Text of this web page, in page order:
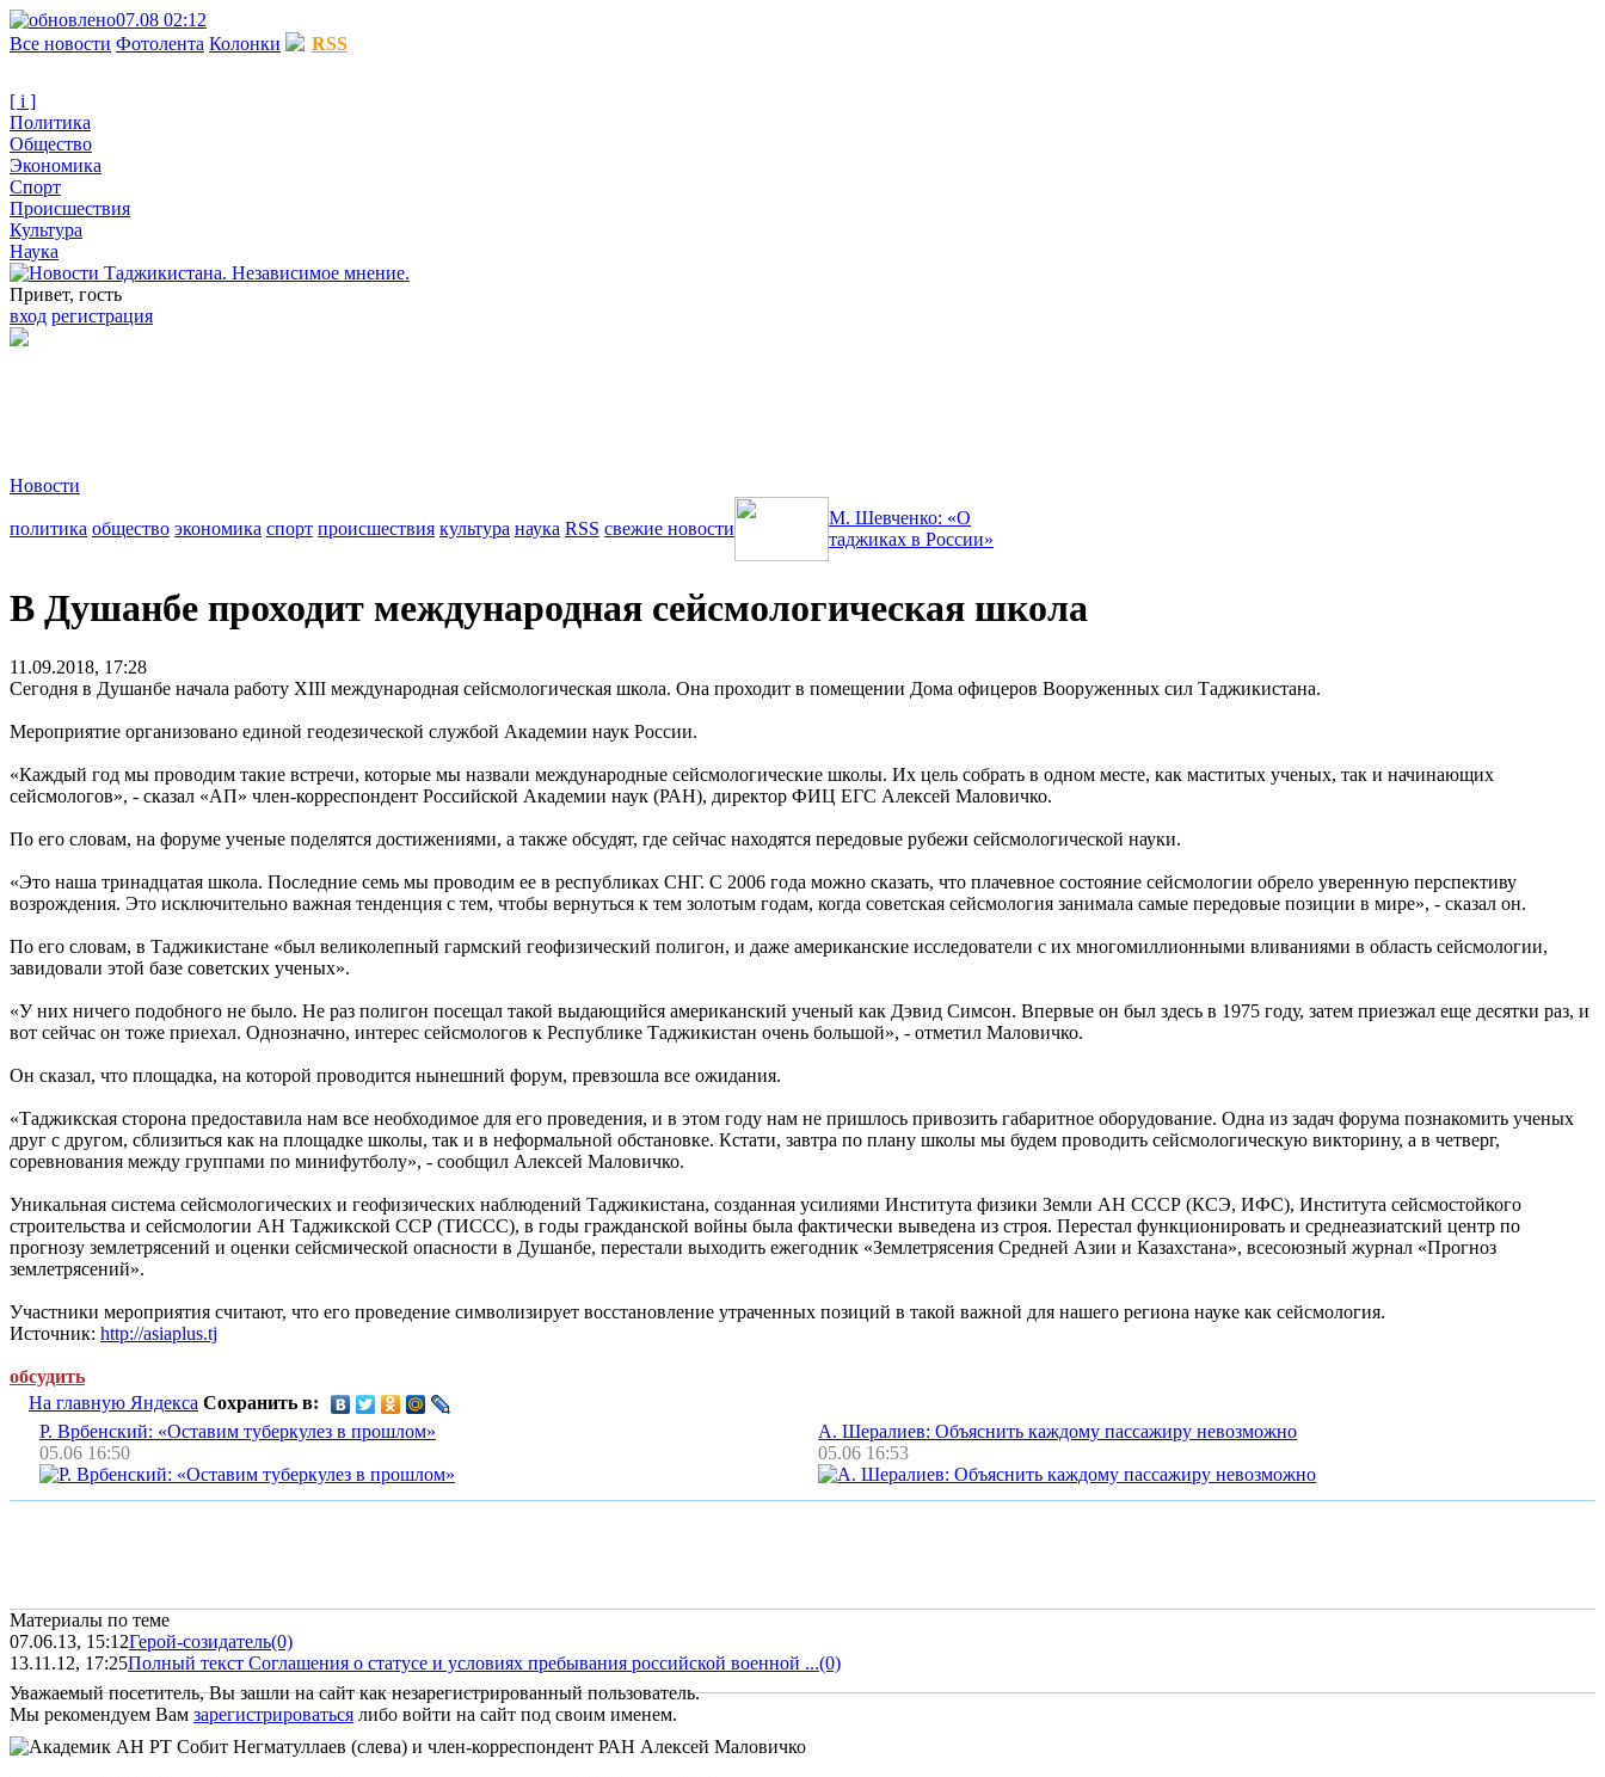
07.08 02:12
Все новости Фотолента Колонки RSS
[ i ]
Политика
Общество
Экономика
Спорт
Происшествия
Культура
Наука
Привет, гость
вход регистрация
Новости
политика общество экономика спорт происшествия культура наука RSS свежие новости
М. Шевченко: «О
таджиках в России»
В Душанбе проходит международная сейсмологическая школа
11.09.2018, 17:28
Сегодня в Душанбе начала работу XIII международная сейсмологическая школа. Она проходит в помещении Дома офицеров Вооруженных сил Таджикистана.
Мероприятие организовано единой геодезической службой Академии наук России.
«Каждый год мы проводим такие встречи, которые мы назвали международные сейсмологические школы. Их цель собрать в одном месте, как маститых ученых, так и начинающих
сейсмологов», - сказал «АП» член-корреспондент Российской Академии наук (РАН), директор ФИЦ ЕГС Алексей Маловичко.
По его словам, на форуме ученые поделятся достижениями, а также обсудят, где сейчас находятся передовые рубежи сейсмологической науки.
«Это наша тринадцатая школа. Последние семь мы проводим ее в республиках СНГ. С 2006 года можно сказать, что плачевное состояние сейсмологии обрело уверенную перспективу
возрождения. Это исключительно важная тенденция с тем, чтобы вернуться к тем золотым годам, когда советская сейсмология занимала самые передовые позиции в мире», - сказал он.
По его словам, в Таджикистане «был великолепный гармский геофизический полигон, и даже американские исследователи с их многомиллионными вливаниями в область сейсмологии,
завидовали этой базе советских ученых».
«У них ничего подобного не было. Не раз полигон посещал такой выдающийся американский ученый как Дэвид Симсон. Впервые он был здесь в 1975 году, затем приезжал еще десятки раз, и
вот сейчас он тоже приехал. Однозначно, интерес сейсмологов к Республике Таджикистан очень большой», - отметил Маловичко.
Он сказал, что площадка, на которой проводится нынешний форум, превзошла все ожидания.
«Таджикская сторона предоставила нам все необходимое для его проведения, и в этом году нам не пришлось привозить габаритное оборудование. Одна из задач форума познакомить ученых
друг с другом, сблизиться как на площадке школы, так и в неформальной обстановке. Кстати, завтра по плану школы мы будем проводить сейсмологическую викторину, а в четверг,
соревнования между группами по минифутболу», - сообщил Алексей Маловичко.
Уникальная система сейсмологических и геофизических наблюдений Таджикистана, созданная усилиями Института физики Земли АН СССР (КСЭ, ИФС), Института сейсмостойкого
строительства и сейсмологии АН Таджикской ССР (ТИССС), в годы гражданской войны была фактически выведена из строя. Перестал функционировать и среднеазиатский центр по
прогнозу землетрясений и оценки сейсмической опасности в Душанбе, перестали выходить ежегодник «Землетрясения Средней Азии и Казахстана», всесоюзный журнал «Прогноз
землетрясений».
Участники мероприятия считают, что его проведение символизирует восстановление утраченных позиций в такой важной для нашего региона науке как сейсмология.
Источник: http://asiaplus.tj
обсудить
На главную Яндекса Сохранить в:
Р. Врбенский: «Оставим туберкулез в прошлом»
05.06 16:50
А. Шералиев: Объяснить каждому пассажиру невозможно
05.06 16:53
Материалы по теме
07.06.13, 15:12Герой-созидатель(0)
13.11.12, 17:25Полный текст Соглашения о статусе и условиях пребывания российской военной ...(0)
Уважаемый посетитель, Вы зашли на сайт как незарегистрированный пользователь.
Мы рекомендуем Вам зарегистрироваться либо войти на сайт под своим именем.